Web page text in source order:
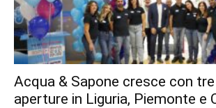
Acqua & Sapone cresce con
aperture in Liguria, Piemonte e